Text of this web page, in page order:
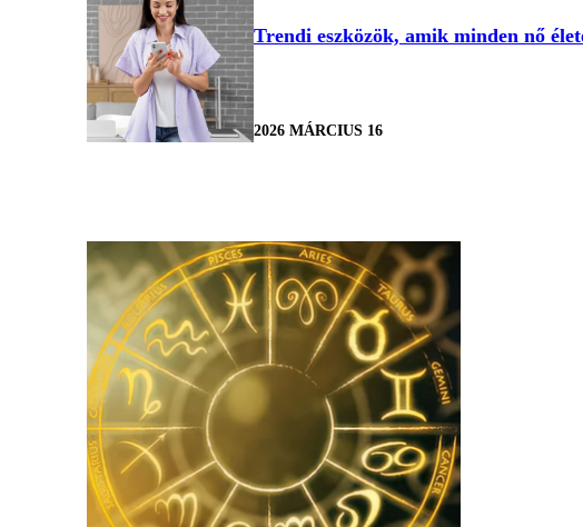
Trendi eszközök, amik minden nő
2026 MÁRCIUS 16